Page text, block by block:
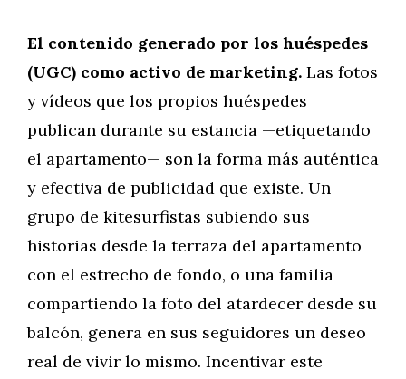
El contenido generado por los huéspedes
(UGC) como activo de marketing. Las fotos
y vídeos que los propios huéspedes
publican durante su estancia —etiquetando
el apartamento— son la forma más auténtica
y efectiva de publicidad que existe. Un
grupo de kitesurfistas subiendo sus
historias desde la terraza del apartamento
con el estrecho de fondo, o una familia
compartiendo la foto del atardecer desde su
balcón, genera en sus seguidores un deseo
real de vivir lo mismo. Incentivar este